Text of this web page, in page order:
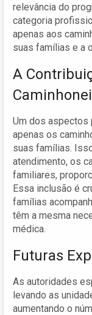
relevância do
categoria
apenas aos
suas famílias e a
A
Um dos aspectos
apenas os
suas famílias.
atendimento, os
familiares,
Essa inclusão é
famílias
têm a mesma
médica.
Futuras
As autoridades
levando as
aumentando o